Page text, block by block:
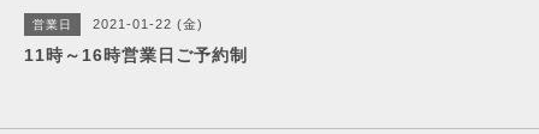
営業日 2021-01-22 (金)
11時～16時営業日ご予約制